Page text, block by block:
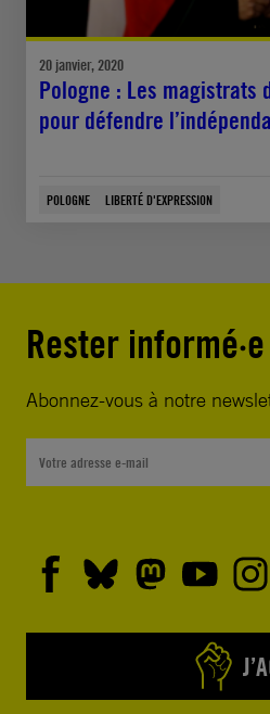
20 janvier, 2020
Pologne : Les magistrats
pour défendre
POLOGNE LIBERTÉ D'EXPRESSION
Rester informé·e
Abonnez-vous à notre